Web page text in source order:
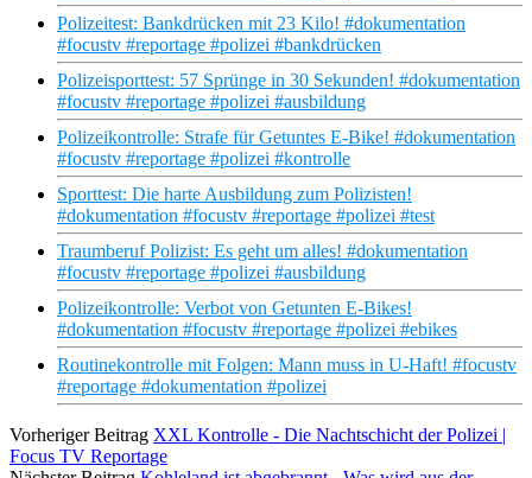
Polizeitest: Bankdrücken mit 23 Kilo! #dokumentation
#focustv #reportage #polizei #bankdrücken
Polizeisporttest: 57 Sprünge in 30 Sekunden! #dokumentation
#focustv #reportage #polizei #ausbildung
Polizeikontrolle: Strafe für Getuntes E-Bike! #dokumentation
#focustv #reportage #polizei #kontrolle
Sporttest: Die harte Ausbildung zum Polizisten!
#dokumentation #focustv #reportage #polizei #test
Traumberuf Polizist: Es geht um alles! #dokumentation
#focustv #reportage #polizei #ausbildung
Polizeikontrolle: Verbot von Getunten E-Bikes!
#dokumentation #focustv #reportage #polizei #ebikes
Routinekontrolle mit Folgen: Mann muss in U-Haft! #focustv
#reportage #dokumentation #polizei
Vorheriger Beitrag XXL Kontrolle - Die Nachtschicht der Polizei |
Focus TV Reportage